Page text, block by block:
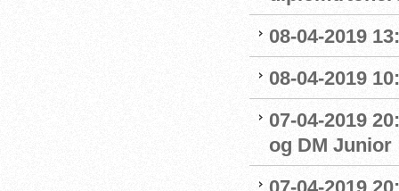
08-04-2019
08-04-2019
07-04-2019
og DM Junior